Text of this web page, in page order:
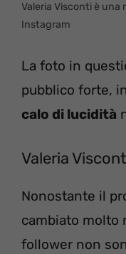
Valeria Visconti è una
Instagram
La foto in
pubblico forte,
calo di lucidità
Valeria
Nonostante il
cambiato molto
follower non